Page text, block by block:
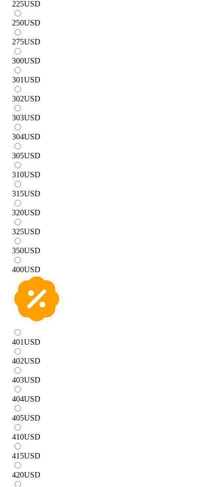
225USD
250USD
275USD
300USD
301USD
302USD
303USD
304USD
305USD
310USD
315USD
320USD
325USD
350USD
400USD
401USD
402USD
403USD
404USD
405USD
410USD
415USD
420USD